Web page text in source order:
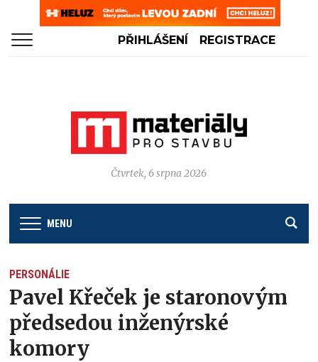
PŘIHLÁŠENÍ REGISTRACE
Čtvrtek, 6 srpna 2026
MENU
PERSONÁLIE
Pavel Křeček je staronovým
předsedou inženýrské
komory